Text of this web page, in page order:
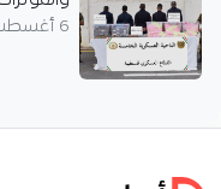
6 أغسطس 2026